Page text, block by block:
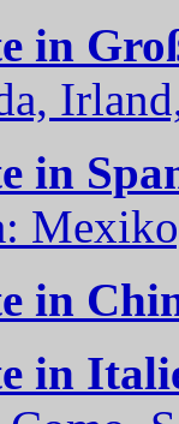
in
in
in
in